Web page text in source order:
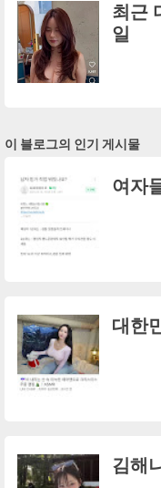
최근
일
이 블로그의 인기 게시물
여자
대한
김해